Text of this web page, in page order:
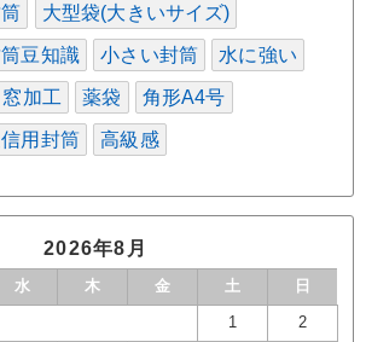
大型袋(大きいサイズ)
豆知識 小さい封筒 水に強い
窓加工 薬袋 角形A4号
用封筒 高級感
2026年8月
水 木 金 土 日
1 2